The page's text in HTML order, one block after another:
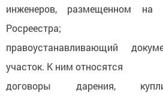
инженеров, размещенном на
Росреестра;
правоустанавливающий
участок. К ним относятся
договоры дарения,